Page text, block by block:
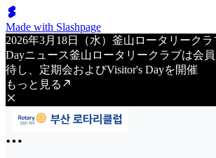
Made with Slashpage
2026年3月18日（水）釜山ロータリーク
Dayニュース釜山ロータリークラブは会
待し、定期会およびVisitor's Dayを開催
もっと見る